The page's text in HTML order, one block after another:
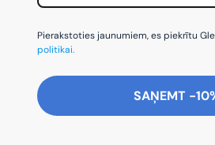
Pierakstoties jaunumiem, es piekrītu
politikai.
SAŅEMT -